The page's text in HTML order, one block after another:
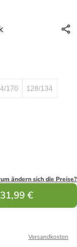
170 128/134
ändern sich die Preise?
31,99 €
Versandkosten